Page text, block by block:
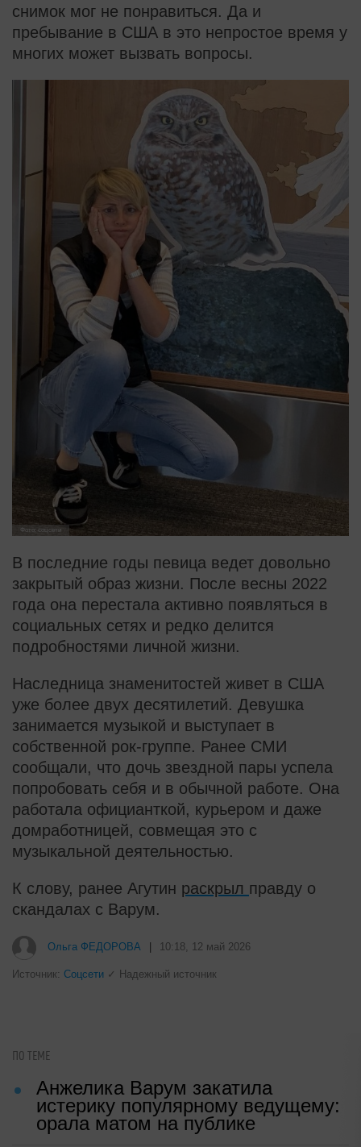
снимок мог не понравиться. Да и
пребывание в США в это непростое время у
многих может вызвать вопросы.
Фото: соцсети
В последние годы певица ведет довольно
закрытый образ жизни. После весны 2022
года она перестала активно появляться в
социальных сетях и редко делится
подробностями личной жизни.
Наследница знаменитостей живет в США
уже более двух десятилетий. Девушка
занимается музыкой и выступает в
собственной рок-группе. Ранее СМИ
сообщали, что дочь звездной пары успела
попробовать себя и в обычной работе. Она
работала официанткой, курьером и даже
домработницей, совмещая это с
музыкальной деятельностью.
К слову, ранее Агутин раскрыл правду о
скандалах с Варум.
Скрытые признаки рака: на такое
Рак начинается не с боли: онколог
назвал первый «тихий» признак
болезни